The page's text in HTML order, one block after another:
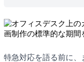
特急対応を語る前に、